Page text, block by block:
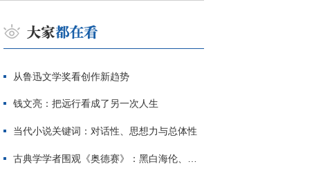
从鲁迅文学奖看创作新趋势
钱文亮：把远行看成了另一次人生
当代小说关键词：对话性、思想力与总体性
古典学学者围观《奥德赛》：黑白海伦、佩涅罗佩的别针与神秘入侵者